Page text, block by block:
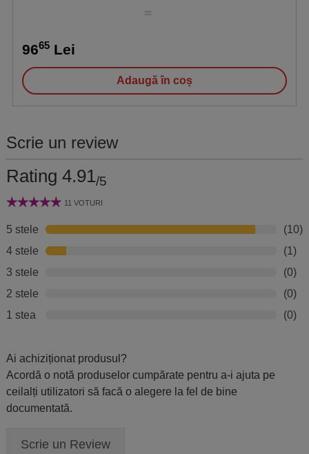
9665 Lei
Adaugă în coș
Scrie un review
Rating 4.91/5
11 VOTURI
5 stele
(10)
4 stele
(1)
3 stele
(0)
2 stele
(0)
1 stea
(0)
Ai achiziționat produsul?
Acordă o notă produselor cumpărate pentru a-i ajuta pe
ceilalți utilizatori să facă o alegere la fel de bine
documentată.
Scrie un Review